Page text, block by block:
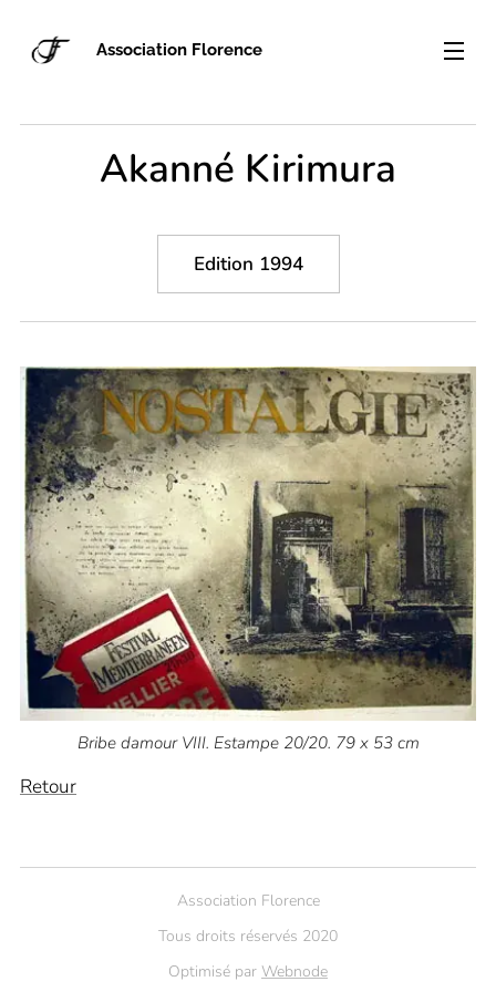
Association Florence
Akanné Kirimura
Edition 1994
Bribe damour VIII. Estampe 20/20. 79 x 53 cm
Retour
Association Florence
Tous droits réservés 2020
Optimisé par Webnode